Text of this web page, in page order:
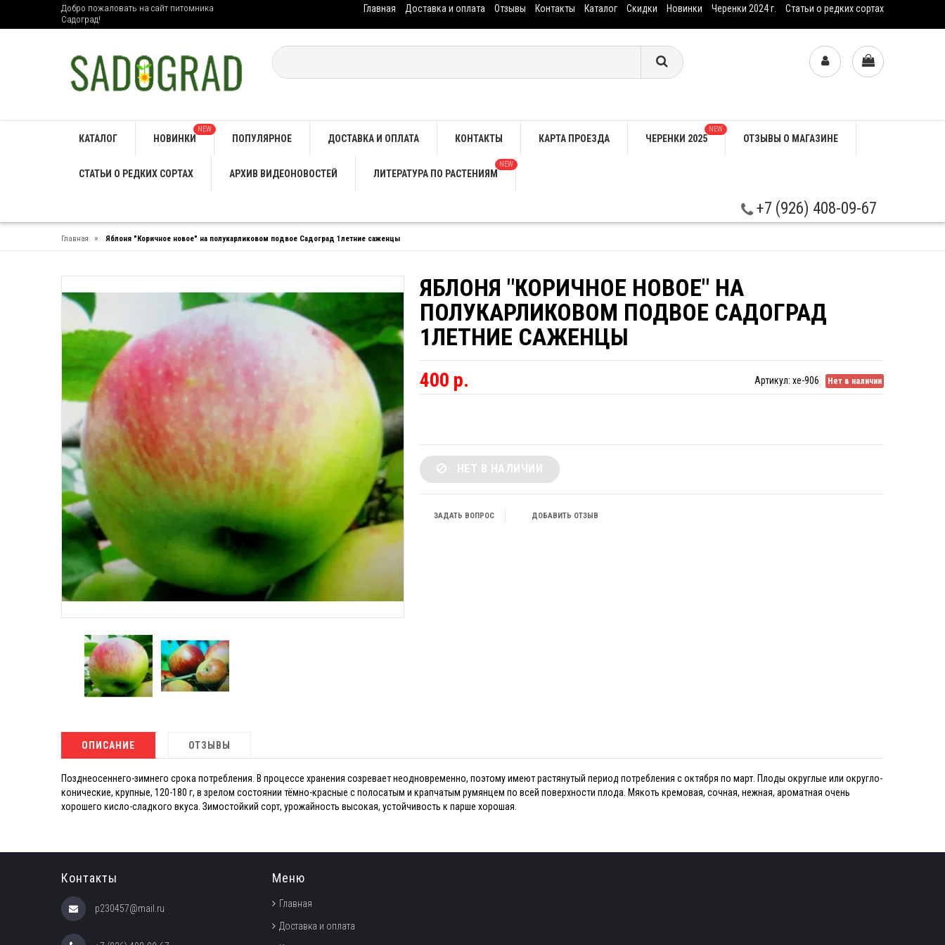
Добро пожаловать на сайт питомника
Садоград!
Главная Доставка и оплата Отзывы Контакты Каталог Скидки Новинки Черенки 2024 г. Статьи о редких сортах
КАТАЛОГ НОВИНКИ
NEW
ПОПУЛЯРНОЕ ДОСТАВКА И ОПЛАТА КОНТАКТЫ КАРТА ПРОЕЗДА ЧЕРЕНКИ 2025
NEW
ОТЗЫВЫ О МАГАЗИНЕ
СТАТЬИ О РЕДКИХ СОРТАХ АРХИВ ВИДЕОНОВОСТЕЙ ЛИТЕРАТУРА ПО РАСТЕНИЯМ
NEW
+7 (926) 408-09-67
Главная » Яблоня "Коричное новое" на полукарликовом подвое Садоград 1летние саженцы
ЯБЛОНЯ "КОРИЧНОЕ НОВОЕ" НА
ПОЛУКАРЛИКОВОМ ПОДВОЕ САДОГРАД
1ЛЕТНИЕ САЖЕНЦЫ
400 р. Нет в наличии
Артикул: xe-906
НЕТ В НАЛИЧИИ
ЗАДАТЬ ВОПРОС ДОБАВИТЬ ОТЗЫВ
ОПИСАНИЕ ОТЗЫВЫ
Позднеосеннего-зимнего срока потребления. В процессе хранения созревает неодновременно, поэтому имеют растянутый период потребления с октября по март. Плоды округлые или округло-
конические, крупные, 120-180 г, в зрелом состоянии тёмно-красные с полосатым и крапчатым румянцем по всей поверхности плода. Мякоть кремовая, сочная, нежная, ароматная очень
хорошего кисло-сладкого вкуса. Зимостойкий сорт, урожайность высокая, устойчивость к парше хорошая.
Контакты
p230457@mail.ru
Меню
Главная
Доставка и оплата